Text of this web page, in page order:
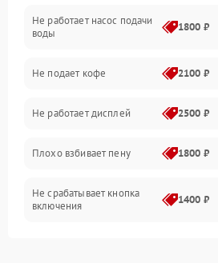
Проблемы с водой
Проблемы с капучинатором и паром
Управление и электроника
Программное обеспечение
Не работает насос подачи
воды
1800 ₽
Не подает кофе 2100 ₽
Не работает дисплей 2500 ₽
Плохо взбивает пену 1800 ₽
Не срабатывает кнопка
включения
1400 ₽